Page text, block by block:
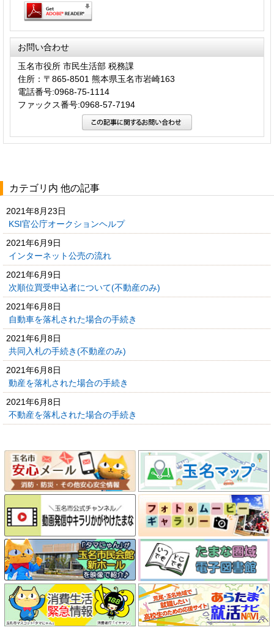
お問い合わせ
玉名市役所 市民生活部 税務課
住所：〒865-8501 熊本県玉名市岩崎163
電話番号:0968-75-1114
ファックス番号:0968-57-7194
カテゴリ内 他の記事
2021年8月23日
KSI官公庁オークションヘルプ
2021年6月9日
インターネット公売の流れ
2021年6月9日
次順位買受申込者について(不動産のみ)
2021年6月8日
自動車を落札された場合の手続き
2021年6月8日
共同入札の手続き(不動産のみ)
2021年6月8日
動産を落札された場合の手続き
2021年6月8日
不動産を落札された場合の手続き